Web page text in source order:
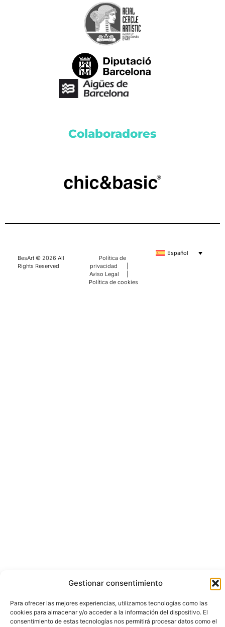
Gestionar consentimiento
Para ofrecer las mejores experiencias, utilizamos tecnologías como las
cookies para almacenar y/o acceder a la información del dispositivo. El
consentimiento de estas tecnologías nos permitirá procesar datos como el
Colaboradores
BesArt © 2026 All
Rights Reserved
Política de
privacidad
Aviso Legal
Política de cookies
Español